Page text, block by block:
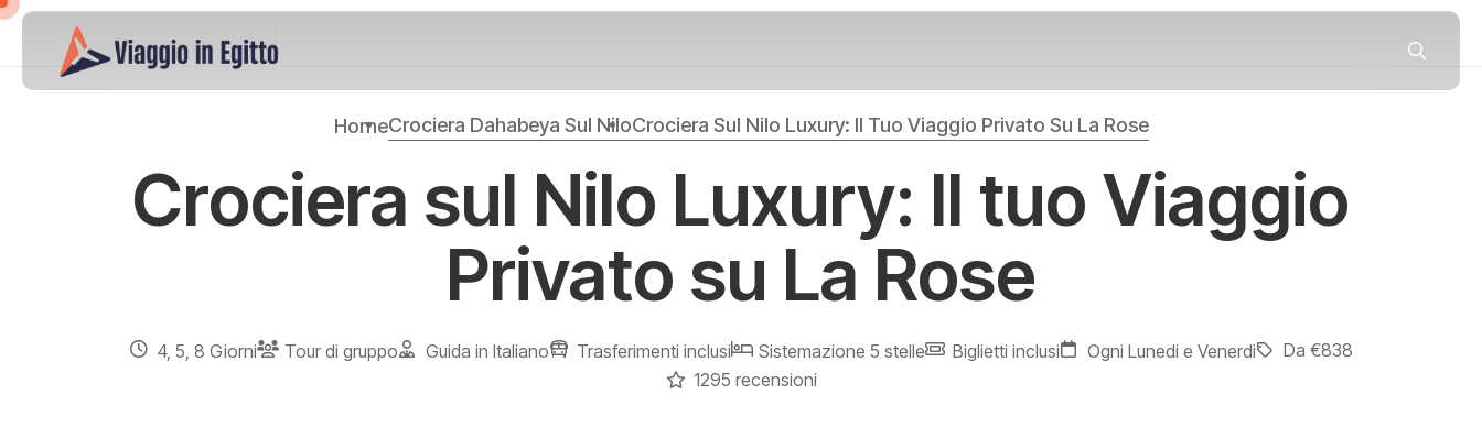
HomeCrociera Dahabeya Sul NiloCrociera Sul Nilo Luxury: Il Tuo Viaggio Privato Su La Rose
Crociera sul Nilo Luxury: Il tuo Viaggio
Privato su La Rose
4, 5, 8 Giorni Tour di gruppo Guida in Italiano Trasferimenti inclusi Sistemazione 5 stelle Biglietti inclusi Ogni Lunedi e Venerdi
Da €838
1295 recensioni